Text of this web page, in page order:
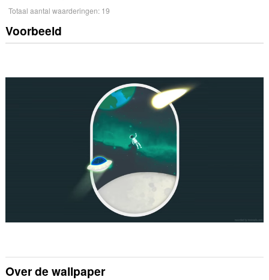
Totaal aantal waarderingen: 19
Voorbeeld
Over de wallpaper